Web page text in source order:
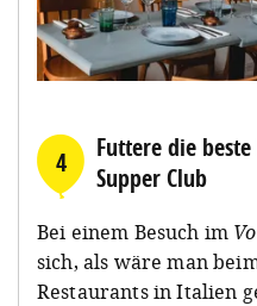
4
Futtere die
Supper Club
Bei einem Besuch im
sich, als wäre man
Restaurants in Italien